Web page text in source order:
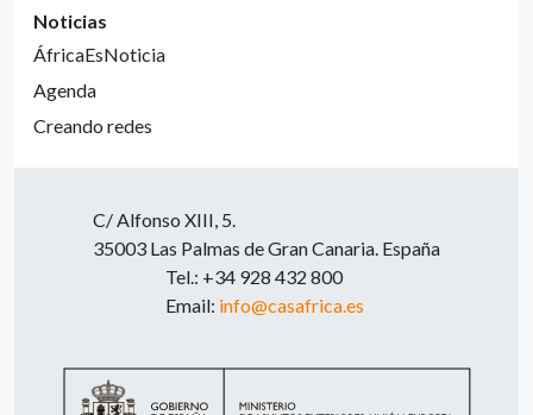
Noticias
ÁfricaEsNoticia
Agenda
Creando redes
C/ Alfonso XIII, 5.
35003 Las Palmas de Gran Canaria. España
Tel.: +34 928 432 800
Email: info@casafrica.es